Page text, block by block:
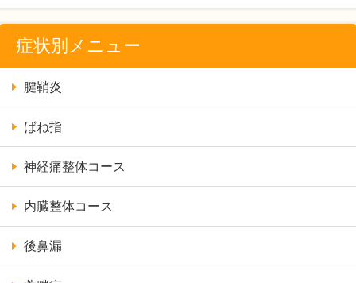
症状別メニュー
腱鞘炎
ばね指
神経痛整体コース
内臓整体コース
後鼻漏